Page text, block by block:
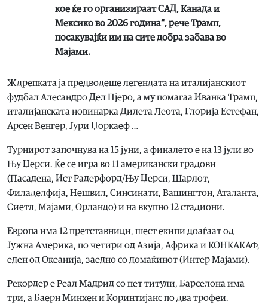
кое ќе го организираат САД, Канада и
Мексико во 2026 година“, рече Трамп,
посакувајќи им на сите добра забава во
Мајами.
Ждрепката ја предводеше легендата на италијанскиот
фудбал Алесандро Дел Пјеро, а му помагаа Иванка Трамп,
италијанската новинарка Дилета Леота, Глорија Естефан,
Арсен Венгер, Јури Џоркаеф …
Турнирот започнува на 15 јуни, а финалето е на 13 јули во
Њу Џерси. Ќе се игра во 11 американски градови
(Пасадена, Ист Радерфорд/Њу Џерси, Шарлот,
Филаделфија, Нешвил, Синсинати, Вашингтон, Аталанта,
Сиетл, Мајами, Орландо) и на вкупно 12 стадиони.
Европа има 12 претставници, шест екипи доаѓаат од
Јужна Америка, по четири од Азија, Африка и КОНКАКАФ,
еден од Океанија, заедно со домаќинот (Интер Мајами).
Рекордер е Реал Мадрид со пет титули, Барселона има
три, а Баерн Минхен и Коринтијанс по два трофеи.